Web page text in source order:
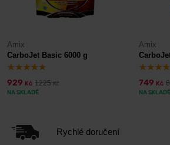
Amix
CarboJet Basic 6000 g
929 Kč 1225Kč
NA SKLADĚ
Amix
749 Kč
NA SKLADĚ
Rychlé doručení